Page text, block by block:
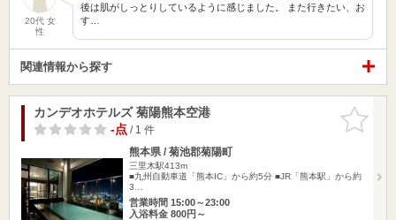
20代 女
性
後は肌がしっとりしているように感じました。 また行きたい、お
す…
関連情報から探す
お気に入
りに追加
カンデオホテルズ 菊陽熊本空港
-点/ 1 件
熊本県 / 菊池郡菊陽町
三里木駅413m
■九州自動車道「熊本IC」から約5分 ■JR「熊本駅」から約
3…
営業時間 15:00～23:00
入浴料金 800円～